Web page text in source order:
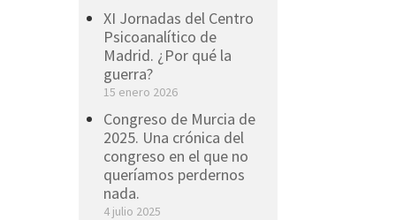
XI Jornadas del Centro
Psicoanalítico de
Madrid. ¿Por qué la
guerra?
15 enero 2026
Congreso de Murcia de
2025. Una crónica del
congreso en el que no
queríamos perdernos
nada.
4 julio 2025